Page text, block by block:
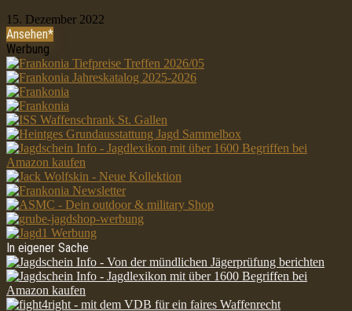
15. Dezember 2022
Ansehen*
Werbung
In eigener Sache